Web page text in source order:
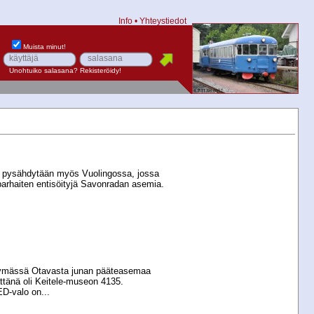
Info • Yhteystiedot
Muista minut!
Unohtuiko salasana? Rekisteröidy!
myös Vuolingossa, jossa
entisöityjä Savonradan asemia.
Otavasta junan pääteasemaa
oli Keitele-​museon 4135.
​valo on...